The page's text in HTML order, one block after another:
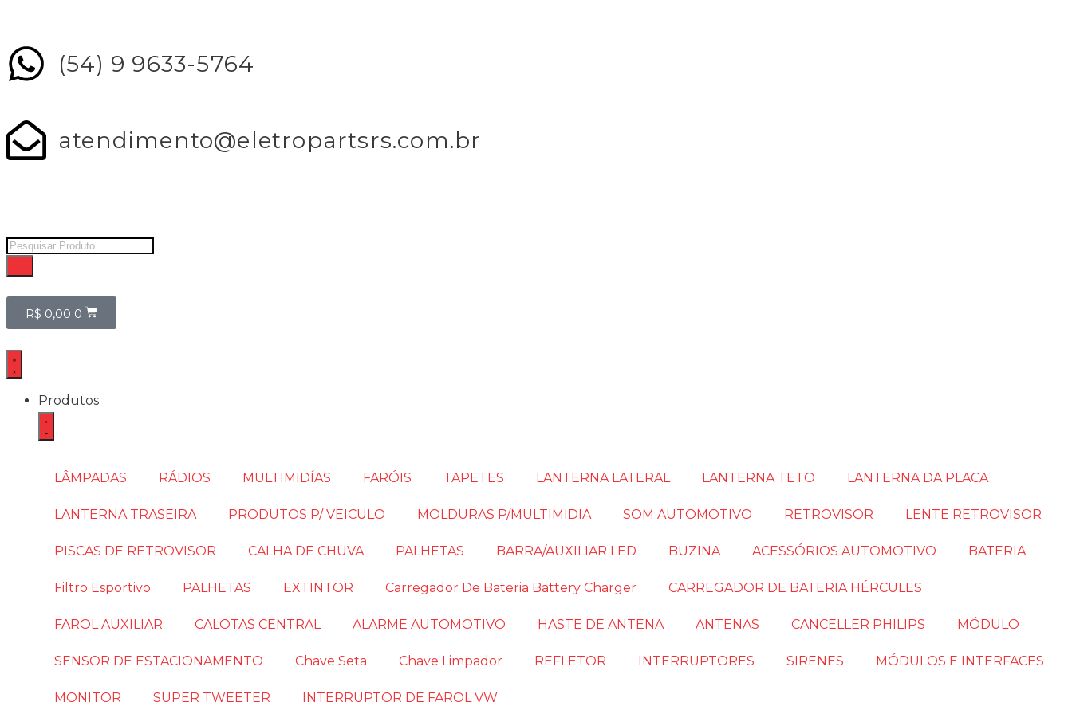
(54) 9 9633-5764
atendimento@eletropartsrs.com.br
R$ 0,00 0
Produtos
LÂMPADAS RÁDIOS MULTIMIDÍAS FARÓIS TAPETES LANTERNA LATERAL LANTERNA TETO LANTERNA DA PLACA
LANTERNA TRASEIRA PRODUTOS P/ VEICULO MOLDURAS P/MULTIMIDIA SOM AUTOMOTIVO RETROVISOR LENTE RETROVISOR
PISCAS DE RETROVISOR CALHA DE CHUVA PALHETAS BARRA/AUXILIAR LED BUZINA ACESSÓRIOS AUTOMOTIVO BATERIA
Filtro Esportivo PALHETAS EXTINTOR Carregador De Bateria Battery Charger CARREGADOR DE BATERIA HÉRCULES
FAROL AUXILIAR CALOTAS CENTRAL ALARME AUTOMOTIVO HASTE DE ANTENA ANTENAS CANCELLER PHILIPS MÓDULO
SENSOR DE ESTACIONAMENTO Chave Seta Chave Limpador REFLETOR INTERRUPTORES SIRENES MÓDULOS E INTERFACES
MONITOR SUPER TWEETER INTERRUPTOR DE FAROL VW